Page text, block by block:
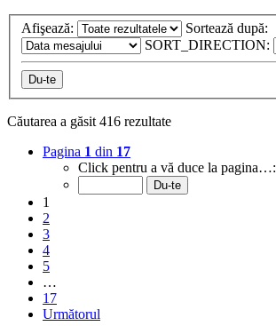
Afişează:
Sortează după:
SORT_DIRECTION:
Căutarea a găsit 416 rezultate
Pagina 1 din 17
Click pentru a vă duce la pagina…:
1
2
3
4
5
…
17
Următorul